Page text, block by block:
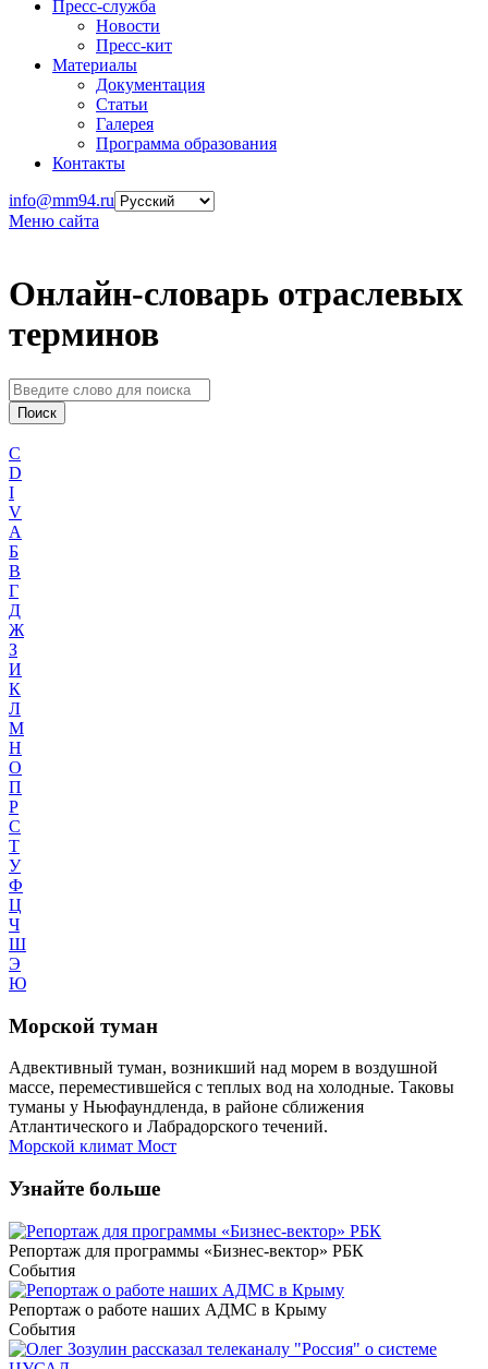
Пресс-служба
Новости
Пресс-кит
Материалы
Документация
Статьи
Галерея
Программа образования
Контакты
info@mm94.ru
Меню сайта
Онлайн-словарь отраслевых
терминов
C
D
I
V
А
Б
В
Г
Д
Ж
З
И
К
Л
М
Н
О
П
Р
С
Т
У
Ф
Ц
Ч
Ш
Э
Ю
Морской туман
Адвективный туман, возникший над морем в воздушной
массе, переместившейся с теплых вод на холодные. Таковы
туманы у Ньюфаундленда, в районе сближения
Атлантического и Лабрадорского течений.
Морской климат Мост
Узнайте больше
Репортаж для программы «Бизнес-вектор» РБК
События
Репортаж о работе наших АДМС в Крыму
События